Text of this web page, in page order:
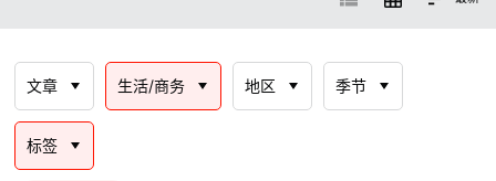
文章 生活/商务 地区 季节
标签